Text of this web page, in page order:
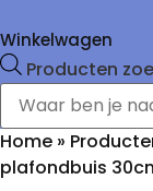
Winkelwagen
Producten
Home »
plafondbuis